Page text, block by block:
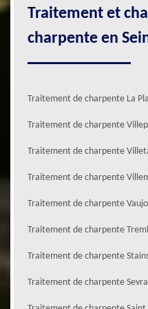
Traitement et
charpente en
Traitement de charpente La
Traitement de charpente
Traitement de charpente
Traitement de charpente
Traitement de charpente
Traitement de charpente
Traitement de charpente
Traitement de charpente